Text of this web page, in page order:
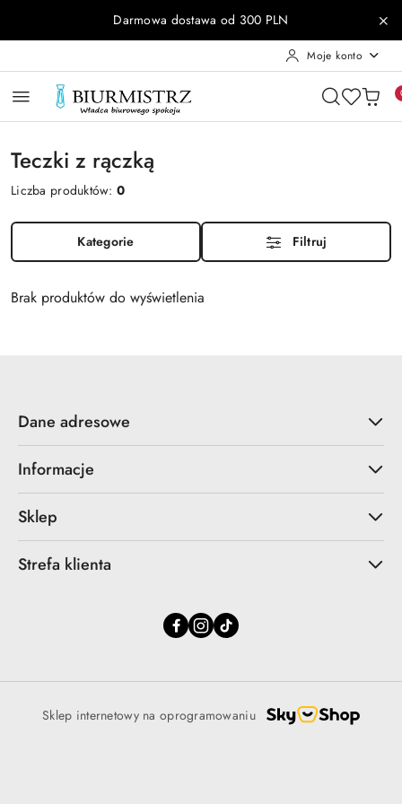
Przejdź do treści głównej
Przejdź do wyszukiwarki
Przejdź do moje konto
Przejdź do menu głównego
Przejdź do stopkiDarmowa dostawa od 300 PLN
Moje konto
Teczki z rączką
Liczba produktów:0
Kategorie Filtruj
Brak produktów do wyświetlenia
Dane adresowe
Informacje
Sklep
Strefa klienta
Sklep internetowy na oprogramowaniu